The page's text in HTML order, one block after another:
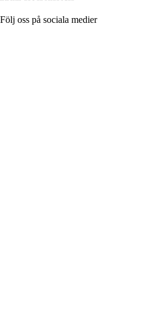
Följ oss på sociala medier